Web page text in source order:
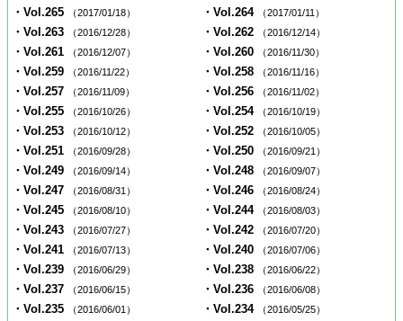
・Vol.265 （2017/01/18） ・Vol.264 （2017/01/11）
・Vol.263 （2016/12/28） ・Vol.262 （2016/12/14）
・Vol.261 （2016/12/07） ・Vol.260 （2016/11/30）
・Vol.259 （2016/11/22） ・Vol.258 （2016/11/16）
・Vol.257 （2016/11/09） ・Vol.256 （2016/11/02）
・Vol.255 （2016/10/26） ・Vol.254 （2016/10/19）
・Vol.253 （2016/10/12） ・Vol.252 （2016/10/05）
・Vol.251 （2016/09/28） ・Vol.250 （2016/09/21）
・Vol.249 （2016/09/14） ・Vol.248 （2016/09/07）
・Vol.247 （2016/08/31） ・Vol.246 （2016/08/24）
・Vol.245 （2016/08/10） ・Vol.244 （2016/08/03）
・Vol.243 （2016/07/27） ・Vol.242 （2016/07/20）
・Vol.241 （2016/07/13） ・Vol.240 （2016/07/06）
・Vol.239 （2016/06/29） ・Vol.238 （2016/06/22）
・Vol.237 （2016/06/15） ・Vol.236 （2016/06/08）
・Vol.235 （2016/06/01） ・Vol.234 （2016/05/25）